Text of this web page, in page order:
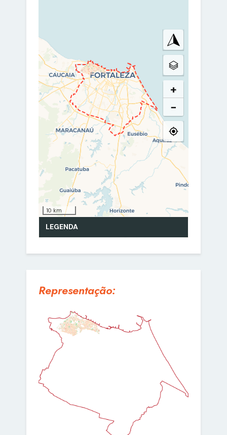
Representação: